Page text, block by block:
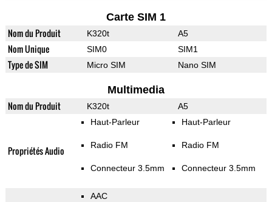
Carte SIM 1
Nom du Produit K320t A5
Nom Unique SIM0 SIM1
Type de SIM Micro SIM Nano SIM
Multimedia
Nom du Produit K320t A5
Propriétés Audio
Haut-Parleur
Radio FM
Connecteur 3.5mm
Haut-Parleur
Radio FM
Connecteur 3.5mm
AAC